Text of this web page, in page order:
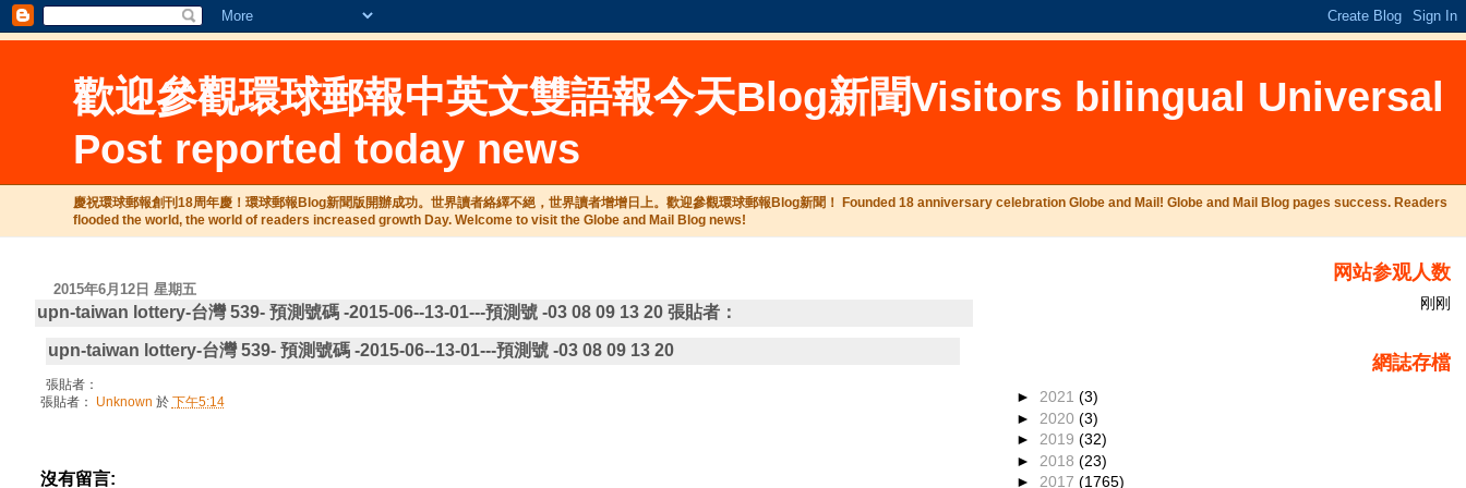
歡迎參觀環球郵報中英文雙語報今天Blog新聞Visitors bilingual Universal
Post reported today news
慶祝環球郵報創刊18周年慶！環球郵報Blog新聞版開辦成功。世界讀者絡繹不絕，世界讀者增增日上。歡迎參觀環球郵報Blog新聞！ Founded 18 anniversary celebration Globe and Mail! Globe and Mail Blog pages success. Readers
flooded the world, the world of readers increased growth Day. Welcome to visit the Globe and Mail Blog news!
2015年6月12日 星期五
upn-taiwan lottery-台灣 539- 預測號碼 -2015-06--13-01---預測號 -03 08 09 13 20 張貼者：
upn-taiwan lottery-台灣 539- 預測號碼 -2015-06--13-01---預測號 -03 08 09 13 20
張貼者：
張貼者： Unknown 於 下午5:14
沒有留言:
网站参观人数
刚刚
網誌存檔
► 2021 (3)
► 2020 (3)
► 2019 (32)
► 2018 (23)
► 2017 (1765)